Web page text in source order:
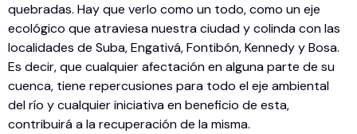
quebradas. Hay que verlo como un todo, como un eje
ecológico que atraviesa nuestra ciudad y colinda con las
localidades de Suba, Engativá, Fontibón, Kennedy y Bosa.
Es decir, que cualquier afectación en alguna parte de su
cuenca, tiene repercusiones para todo el eje ambiental
del río y cualquier iniciativa en beneficio de esta,
contribuirá a la recuperación de la misma.